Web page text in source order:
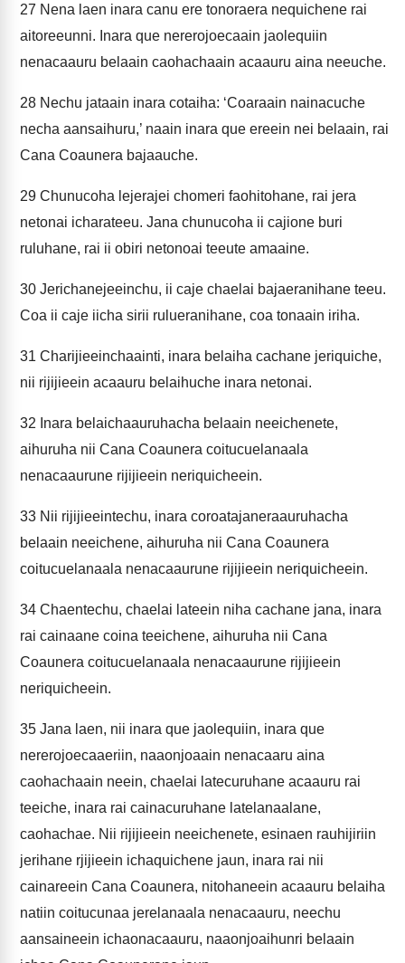
27 Nena laen inara canu ere tonoraera nequichene rai
aitoreeunni. Inara que nererojoecaain jaolequiin
nenacaauru belaain caohachaain acaauru aina neeuche.
28 Nechu jataain inara cotaiha: ‘Coaraain nainacuche
necha aansaihuru,’ naain inara que ereein nei belaain, rai
Cana Coaunera bajaauche.
29 Chunucoha lejerajei chomeri faohitohane, rai jera
netonai icharateeu. Jana chunucoha ii cajione buri
ruluhane, rai ii obiri netonoai teeute amaaine.
30 Jerichanejeeinchu, ii caje chaelai bajaeranihane teeu.
Coa ii caje iicha sirii rulueranihane, coa tonaain iriha.
31 Charijieeinchaainti, inara belaiha cachane jeriquiche,
nii rijijieein acaauru belaihuche inara netonai.
32 Inara belaichaauruhacha belaain neeichenete,
aihuruha nii Cana Coaunera coitucuelanaala
nenacaaurune rijijieein neriquicheein.
33 Nii rijijieeintechu, inara coroatajaneraauruhacha
belaain neeichene, aihuruha nii Cana Coaunera
coitucuelanaala nenacaaurune rijijieein neriquicheein.
34 Chaentechu, chaelai lateein niha cachane jana, inara
rai cainaane coina teeichene, aihuruha nii Cana
Coaunera coitucuelanaala nenacaaurune rijijieein
neriquicheein.
35 Jana laen, nii inara que jaolequiin, inara que
nererojoecaaeriin, naaonjoaain nenacaaru aina
caohachaain neein, chaelai latecuruhane acaauru rai
teeiche, inara rai cainacuruhane latelanaalane,
caohachae. Nii rijijieein neeichenete, esinaen rauhijiriin
jerihane rjijieein ichaquichene jaun, inara rai nii
cainareein Cana Coaunera, nitohaneein acaauru belaiha
natiin coitucunaa jerelanaala nenacaauru, neechu
aansaineein ichaonacaauru, naaonjoaihunri belaain